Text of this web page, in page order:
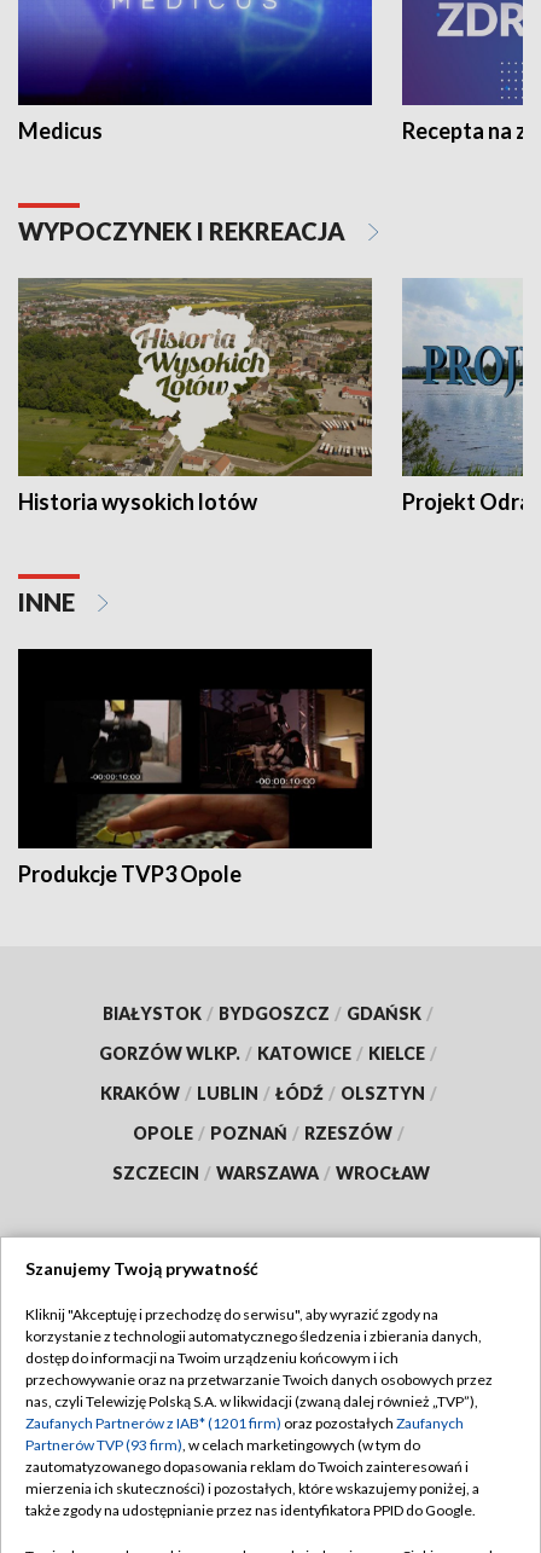
Medicus Recepta na
WYPOCZYNEK I REKREACJA
Historia wysokich lotów Projekt Odra
INNE
Produkcje TVP3 Opole
BIAŁYSTOK / BYDGOSZCZ / GDAŃSK /
GORZÓW WLKP. / KATOWICE / KIELCE /
KRAKÓW / LUBLIN / ŁÓDŹ / OLSZTYN /
OPOLE / POZNAŃ / RZESZÓW /
SZCZECIN / WARSZAWA / WROCŁAW
TVP
Abonament TVP
Emisja w TVP
Centrum informacji TVP
Naziemna Telewizja Cyfrowa
Regulamin TVP
Polityka prywatności
Moje zgody
Pomoc
Szanujemy Twoją prywatność
Kliknij "Akceptuję i przechodzę do serwisu", aby wyrazić zgody na
korzystanie z technologii automatycznego śledzenia i zbierania danych,
dostęp do informacji na Twoim urządzeniu końcowym i ich
przechowywanie oraz na przetwarzanie Twoich danych osobowych przez
nas, czyli Telewizję Polską S.A. w likwidacji (zwaną dalej również „TVP”),
Zaufanych Partnerów z IAB* (1201 firm) oraz pozostałych Zaufanych
Partnerów TVP (93 firm), w celach marketingowych (w tym do
zautomatyzowanego dopasowania reklam do Twoich zainteresowań i
mierzenia ich skuteczności) i pozostałych, które wskazujemy poniżej, a
także zgody na udostępnianie przez nas identyfikatora PPID do Google.